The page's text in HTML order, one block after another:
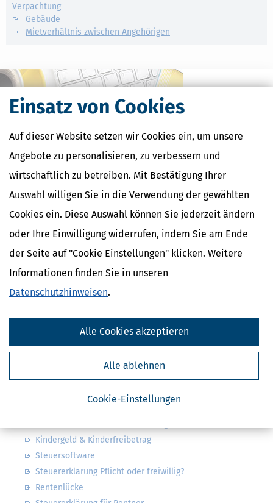
Einsatz von Cookies
Auf dieser Website setzen wir Cookies ein, um unsere
Angebote zu personalisieren, zu verbessern und
wirtschaftlich zu betreiben. Mit Bestätigung Ihrer
Auswahl willigen Sie in die Verwendung der gewählten
Cookies ein. Diese Auswahl können Sie jederzeit ändern
oder Ihre Einwilligung widerrufen, indem Sie am Ende
der Seite auf "Cookie Einstellungen" klicken. Weitere
Informationen finden Sie in unseren
Datenschutzhinweisen.
Cookie-Einstellungen
Alle ablehnen
Alle Cookies akzeptieren
Verpachtung
Gebäude
Mietverhältnis zwischen Angehörigen
Kostenlose Steuertipps & News
Absenden
Steuertipps
Steuertipps Selbstständige
Geldtipps
Datenschutzhinweisehabe ich gelesen.
Abbestellung des Newsletters widerrufen.
Steuerklassen 1, 2, 3, 4, 5 & 6
Kindergeld & Kinderfreibetrag
Steuersoftware
Steuererklärung Pflicht oder freiwillig?
Rentenlücke